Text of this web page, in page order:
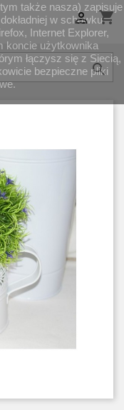
shopping_cart


także nasza) zapisuje
w schowku
Internet Explorer,
koncie użytkownika
łączysz się z Siecią,
bezpieczne pliki